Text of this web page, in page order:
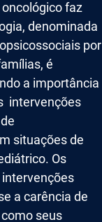
faz
denominada
por
é
a importância
intervenções
situações de
Os
a carência de
seus